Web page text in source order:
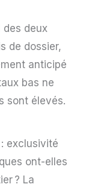
des deux
de dossier,
anticipé
bas ne
sont élevés.
exclusivité
ont-elles
? La